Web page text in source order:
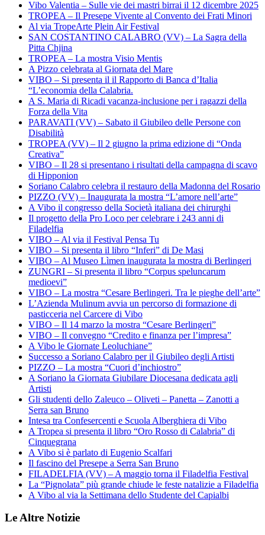
Vibo Valentia – Sulle vie dei mastri birrai il 12 dicembre 2025
TROPEA – Il Presepe Vivente al Convento dei Frati Minori
Al via TropeArte Plein Air Festival
SAN COSTANTINO CALABRO (VV) – La Sagra della
Pitta Chjina
TROPEA – La mostra Visio Mentis
A Pizzo celebrata al Giornata del Mare
VIBO – Si presenta il il Rapporto di Banca d’Italia
“L’economia della Calabria.
A S. Maria di Ricadi vacanza-inclusione per i ragazzi della
Forza della Vita
PARAVATI (VV) – Sabato il Giubileo delle Persone con
Disabilità
TROPEA (VV) – Il 2 giugno la prima edizione di “Onda
Creativa”
VIBO – Il 28 si presentano i risultati della campagna di scavo
di Hipponion
Soriano Calabro celebra il restauro della Madonna del Rosario
PIZZO (VV) – Inaugurata la mostra “L’amore nell’arte”
A Vibo il congresso della Società italiana dei chirurghi
Il progetto della Pro Loco per celebrare i 243 anni di
Filadelfia
VIBO – Al via il Festival Pensa Tu
VIBO – Si presenta il libro “Inferi” di De Masi
VIBO – Al Museo Lìmen inaugurata la mostra di Berlingeri
ZUNGRI – Si presenta il libro “Corpus speluncarum
medioevi”
VIBO – La mostra “Cesare Berlingeri. Tra le pieghe dell’arte”
L’Azienda Mulinum avvia un percorso di formazione di
pasticceria nel Carcere di Vibo
VIBO – Il 14 marzo la mostra “Cesare Berlingeri”
VIBO – Il convegno “Credito e finanza per l’impresa”
A Vibo le Giornate Leoluchiane”
Successo a Soriano Calabro per il Giubileo degli Artisti
PIZZO – La mostra “Cuori d’inchiostro”
A Soriano la Giornata Giubilare Diocesana dedicata agli
Artisti
Gli studenti dello Zaleuco – Oliveti – Panetta – Zanotti a
Serra san Bruno
Intesa tra Confesercenti e Scuola Alberghiera di Vibo
A Tropea si presenta il libro “Oro Rosso di Calabria” di
Cinquegrana
A Vibo si è parlato di Eugenio Scalfari
Il fascino del Presepe a Serra San Bruno
FILADELFIA (VV) – A maggio torna il Filadelfia Festival
La “Pignolata” più grande chiude le feste natalizie a Filadelfia
A Vibo al via la Settimana dello Studente del Capialbi
Le Altre Notizie